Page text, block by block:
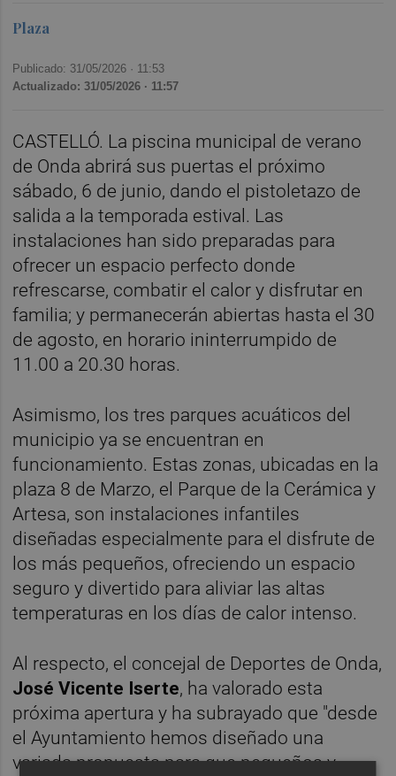
Plaza
Publicado: 31/05/2026 · 11:53
Actualizado: 31/05/2026 · 11:57
CASTELLÓ. La piscina municipal de verano
de Onda abrirá sus puertas el próximo
sábado, 6 de junio, dando el pistoletazo de
salida a la temporada estival. Las
instalaciones han sido preparadas para
ofrecer un espacio perfecto donde
refrescarse, combatir el calor y disfrutar en
familia; y permanecerán abiertas hasta el 30
de agosto, en horario ininterrumpido de
11.00 a 20.30 horas.
Asimismo, los tres parques acuáticos del
municipio ya se encuentran en
funcionamiento. Estas zonas, ubicadas en la
plaza 8 de Marzo, el Parque de la Cerámica y
Artesa, son instalaciones infantiles
diseñadas especialmente para el disfrute de
los más pequeños, ofreciendo un espacio
seguro y divertido para aliviar las altas
temperaturas en los días de calor intenso.
Al respecto, el concejal de Deportes de Onda,
José Vicente Iserte, ha valorado esta
próxima apertura y ha subrayado que "desde
el Ayuntamiento hemos diseñado una
variada propuesta para que pequeños y